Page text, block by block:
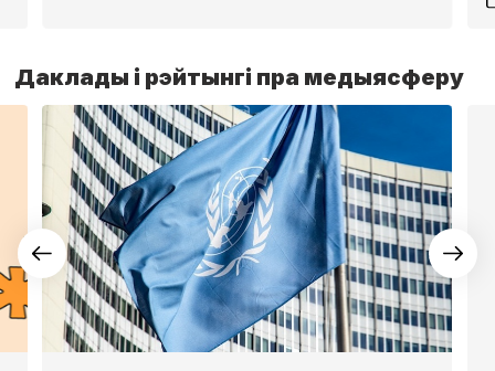
Даклады і рэйтынгі пра медыясферу